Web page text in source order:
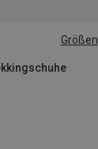
Größen